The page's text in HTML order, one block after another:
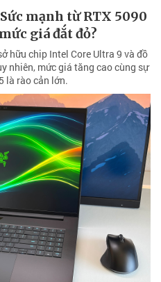
mạnh từ RTX 5090
giá đắt đỏ?
hữu chip Intel Core Ultra 9 và đồ
nhiên, mức giá tăng cao cùng sự
là rào cản lớn.